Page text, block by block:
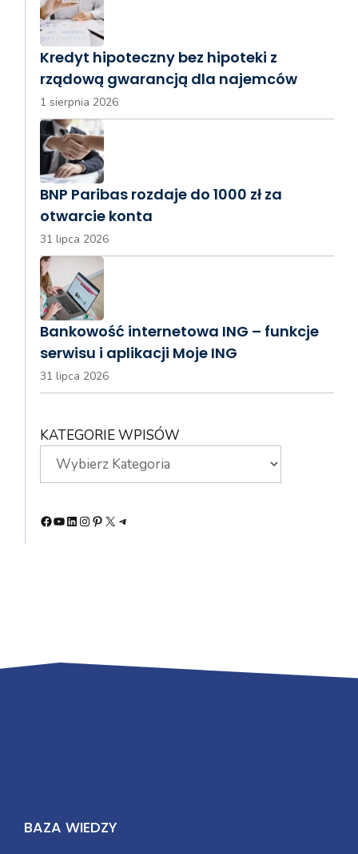
Kredyt hipoteczny bez hipoteki z
rządową gwarancją dla najemców
1 sierpnia 2026
BNP Paribas rozdaje do 1000 zł za
otwarcie konta
31 lipca 2026
Bankowość internetowa ING – funkcje
serwisu i aplikacji Moje ING
31 lipca 2026
KATEGORIE WPISÓW
Facebook
YouTube
LinkedIn
Instagram
Pinterest
X Telegram
BAZA WIEDZY